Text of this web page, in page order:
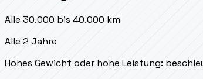
Alle 30.000 bis 40.000 km
Alle 2 Jahre
Hohes Gewicht oder hohe Leistung: